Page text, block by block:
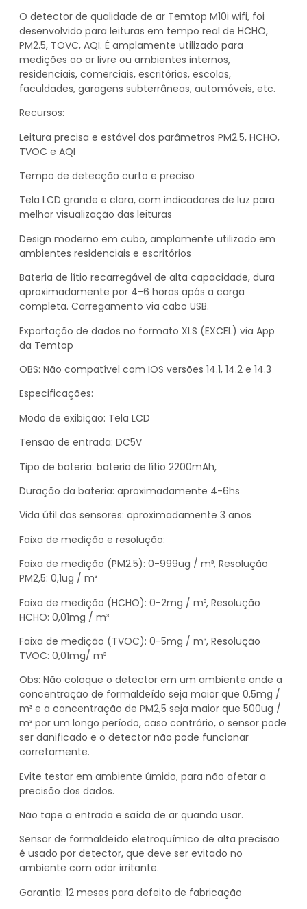
O detector de qualidade de ar Temtop M10i wifi, foi
desenvolvido para leituras em tempo real de HCHO,
PM2.5, TOVC, AQI. É amplamente utilizado para
medições ao ar livre ou ambientes internos,
residenciais, comerciais, escritórios, escolas,
faculdades, garagens subterrâneas, automóveis, etc.
Recursos:
Leitura precisa e estável dos parâmetros PM2.5, HCHO,
TVOC e AQI
Tempo de detecção curto e preciso
Tela LCD grande e clara, com indicadores de luz para
melhor visualização das leituras
Design moderno em cubo, amplamente utilizado em
ambientes residenciais e escritórios
Bateria de lítio recarregável de alta capacidade, dura
aproximadamente por 4-6 horas após a carga
completa. Carregamento via cabo USB.
Exportação de dados no formato XLS (EXCEL) via App
da Temtop
OBS: Não compatível com IOS versões 14.1, 14.2 e 14.3
Especificações:
Modo de exibição: Tela LCD
Tensão de entrada: DC5V
Tipo de bateria: bateria de lítio 2200mAh,
Duração da bateria: aproximadamente 4-6hs
Vida útil dos sensores: aproximadamente 3 anos
Faixa de medição e resolução:
Faixa de medição (PM2.5): 0-999ug / m³, Resolução
PM2,5: 0,1ug / m³
Faixa de medição (HCHO): 0-2mg / m³, Resolução
HCHO: 0,01mg / m³
Faixa de medição (TVOC): 0-5mg / m³, Resolução
TVOC: 0,01mg/ m³
Obs: Não coloque o detector em um ambiente onde a
concentração de formaldeído seja maior que 0,5mg /
m³ e a concentração de PM2,5 seja maior que 500ug /
m³ por um longo período, caso contrário, o sensor pode
ser danificado e o detector não pode funcionar
corretamente.
Evite testar em ambiente úmido, para não afetar a
precisão dos dados.
Não tape a entrada e saída de ar quando usar.
Sensor de formaldeído eletroquímico de alta precisão
é usado por detector, que deve ser evitado no
ambiente com odor irritante.
Garantia: 12 meses para defeito de fabricação